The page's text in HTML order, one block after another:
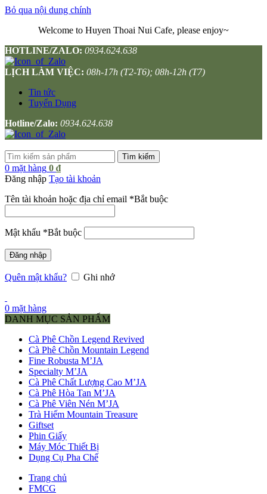
Bỏ qua nội dung chính
Welcome to Huyen Thoai Nui Cafe, please enjoy~
HOTLINE/ZALO: 0934.624.638
LỊCH LÀM VIỆC: 08h-17h (T2-T6); 08h-12h (T7)
Tin tức
Tuyển Dụng
Hotline/Zalo: 0934.624.638
Tìm kiếm
0 mặt hàng 0 ₫
Đăng nhập Tạo tài khoản
Tên tài khoản hoặc địa chỉ email *Bắt buộc
Mật khẩu *Bắt buộc
Đăng nhập
Quên mật khẩu? Ghi nhớ
0 mặt hàng
DANH MỤC SẢN PHẨM
Cà Phê Chồn Legend Revived
Cà Phê Chồn Mountain Legend
Fine Robusta M’JA
Specialty M’JA
Cà Phê Chất Lượng Cao M’JA
Cà Phê Hòa Tan M’JA
Cà Phê Viên Nén M’JA
Trà Hiếm Mountain Treasure
Giftset
Phin Giấy
Máy Móc Thiết Bị
Dụng Cụ Pha Chế
Trang chủ
FMCG